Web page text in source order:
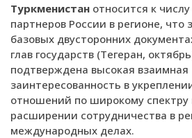
Туркменистан относится к
партнеров России в регионе, что
базовых двусторонних
глав государств (Тегеран,
подтверждена высокая взаимная
заинтересованность в
отношений по широкому спектру
расширении сотрудничества в
международных делах.